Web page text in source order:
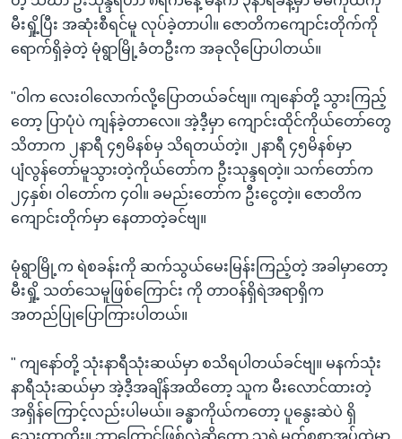
ရှာဖွေ
ရန်
သို့
ကျော်
ရန်
ဘာသာစကားများ
မီးရှို့ပြီး အဆုံးစီရင်မူ လုပ်ခဲ့တာပါ။ ဇောတိကကျောင်းတိုက်ကို
ရောက်ရှိခဲ့တဲ့ မုံရွာမြို့ခံတဦးက အခုလိုပြောပါတယ်။
"ဝါက လေးဝါလောက်လို့ပြောတယ်ခင်ဗျ။ ကျနော်တို့ သွားကြည့်
တော့ ပြာပုံပဲ ကျန်ခဲ့တာလေ။ အဲ့ဒီ့မှာ ကျောင်းထိုင်ကိုယ်တော်တွေ
သိတာက ၂နာရီ ၄၅မိနစ်မှ သိရတယ်တဲ့။ ၂နာရီ ၄၅မိနစ်မှာ
ပျံလွန်တော်မူသွားတဲ့ကိုယ်တော်က ဦးသုန္ဒရတဲ့။ သက်တော်က
၂၄နှစ်၊ ဝါတော်က ၄ဝါ။ ခမည်းတော်က ဦးငွေတဲ့။ ဇောတိက
ကျောင်းတိုက်မှာ နေတာတဲ့ခင်ဗျ။
မုံရွာမြို့က ရဲစခန်းကို ဆက်သွယ်မေးမြန်းကြည့်တဲ့ အခါမှာတော့
မီးရှို့ သတ်သေမူဖြစ်ကြောင်း ကို တာဝန်ရှိရဲအရာရှိက
အတည်ပြုပြောကြားပါတယ်။
" ကျနော်တို့ သုံးနာရီသုံးဆယ်မှာ စသိရပါတယ်ခင်ဗျ။ မနက်သုံး
နာရီသုံးဆယ်မှာ အဲ့ဒီ့အချိန်အထိတော့ သူက မီးလောင်ထားတဲ့
အရှိန်ကြောင့်လည်းပါမယ်။ ခန္ဓာကိုယ်ကတော့ ပူနွေးဆဲပဲ ရှိ
သေးတာကိုး။ ဘာကြောင့်ဖြစ်လဲဆိုတော့ သူ့ရဲ့မှတ်စုစာအုပ်ထဲမှာ